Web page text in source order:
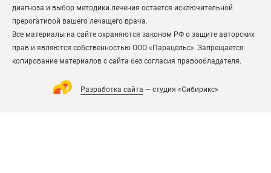
диагноза и выбор методики лечения остается исключительной
прерогативой вашего лечащего врача.
Все материалы на сайте охраняются законом РФ о защите авторских
прав и являются собственностью ООО «Парацельс». Запрещается
копирование материалов с сайта без согласия правообладателя.
Разработка сайта — студия «Сибирикс»